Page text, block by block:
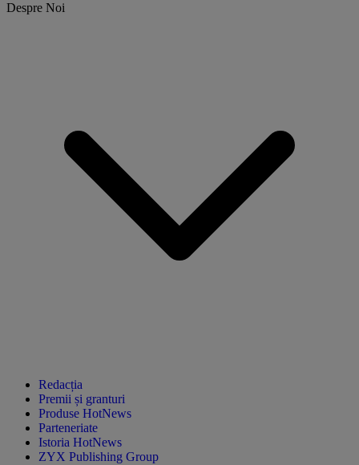
Despre Noi
Redacția
Premii și granturi
Produse HotNews
Parteneriate
Istoria HotNews
ZYX Publishing Group